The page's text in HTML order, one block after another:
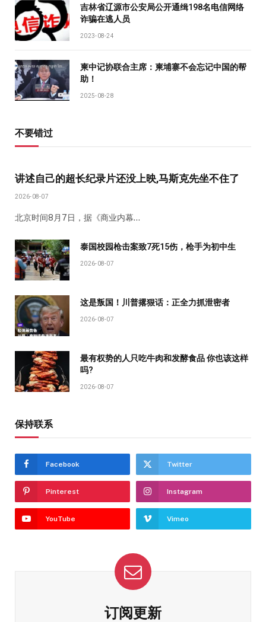
吉林省辽源市公安局公开通缉198名电信网络
诈骗在逃人员
2023-08-24
柬中记协联合主席：柬埔寨不会忘记中国的帮
助！
2025-08-28
不要错过
讲述自己的超长纪录片还没上映,马斯克先坐不住了
2026-08-07
北京时间8月7日，据《商业内幕…
泰国校园枪击案致7死15伤，枪手为初中生
2026-08-07
这是叛国！川普撂狠话：正全力抓泄密者
2026-08-07
最有权势的人只吃牛肉和发酵食品 你也该这样
吗?
2026-08-07
保持联系
Facebook Twitter
Pinterest Instagram
YouTube Vimeo
订阅更新